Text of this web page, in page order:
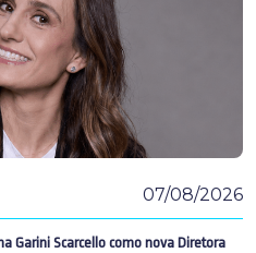
07/08/2026
Garini Scarcello como nova Diretora